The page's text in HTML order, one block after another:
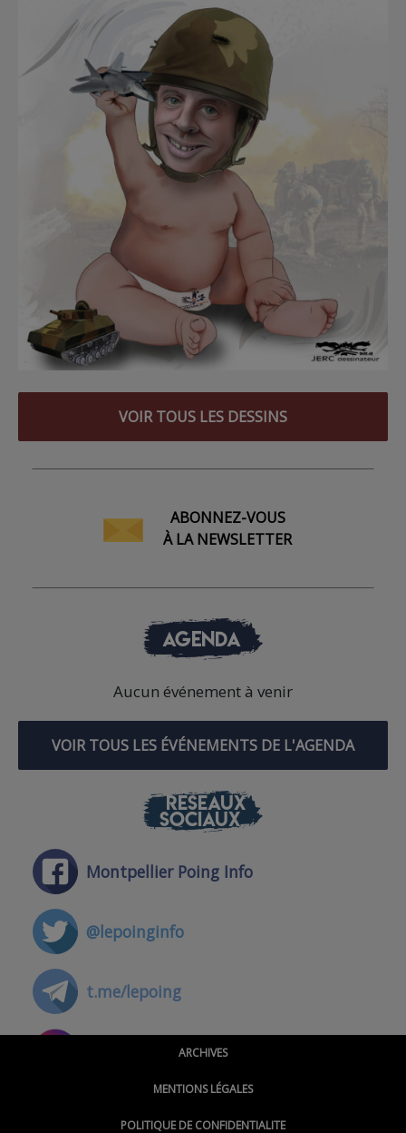
VOIR TOUS LES DESSINS
ABONNEZ-VOUS
À LA NEWSLETTER
AGENDA
Aucun événement à venir
VOIR TOUS LES ÉVÉNEMENTS DE L'AGENDA
RÉSEAUX
SOCIAUX
Montpellier Poing Info
@lepoinginfo
t.me/lepoing
@montpellierpoinginfo
ARCHIVES
MENTIONS LÉGALES
POLITIQUE DE CONFIDENTIALITE